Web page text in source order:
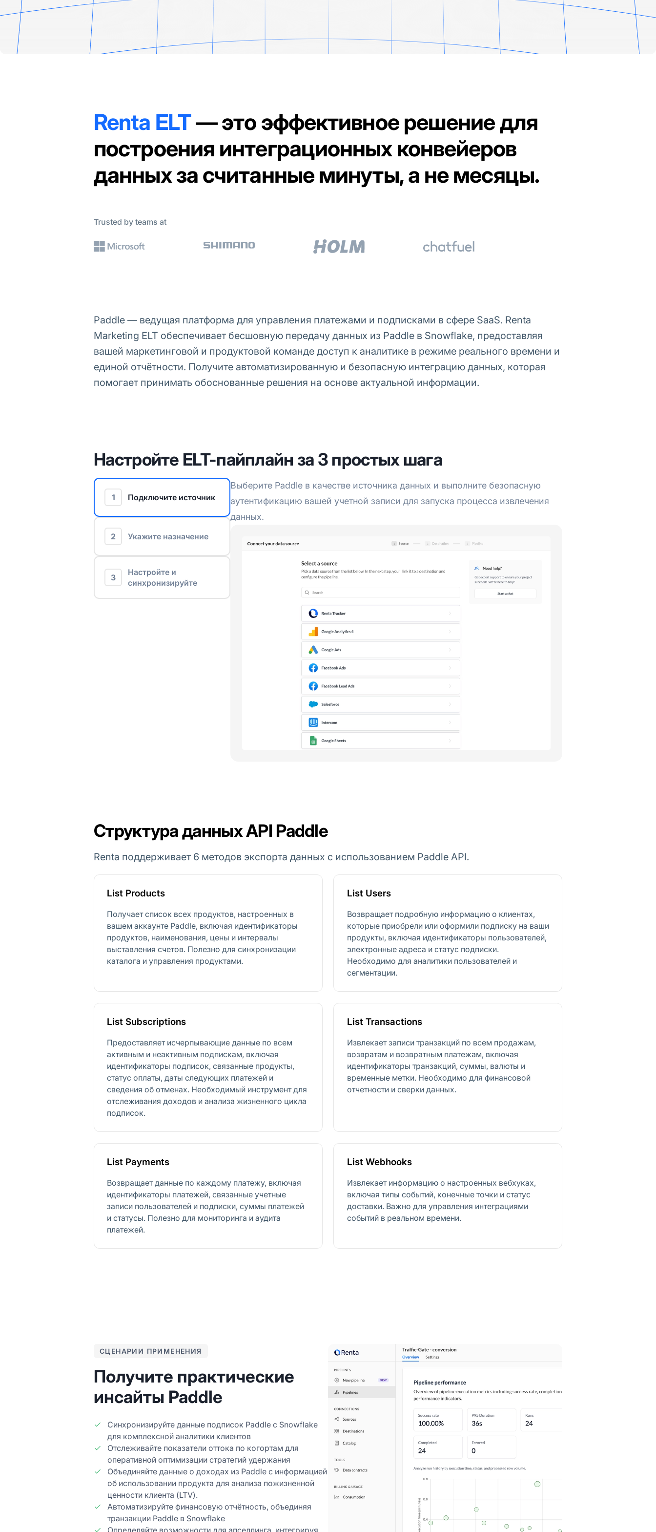
Renta ELT— это эффективное решение для
построения интеграционных конвейеров
данных за считанные минуты, а не месяцы.
Trusted by teams at
Paddle — ведущая платформа для управления платежами и подписками в сфере SaaS. Renta
Marketing ELT обеспечивает бесшовную передачу данных из Paddle в Snowflake, предоставляя
вашей маркетинговой и продуктовой команде доступ к аналитике в режиме реального времени и
единой отчётности. Получите автоматизированную и безопасную интеграцию данных, которая
помогает принимать обоснованные решения на основе актуальной информации.
Настройте ELT-пайплайн за 3 простых шага
1 Подключите источник
2 Укажите назначение
3
Настройте и
синхронизируйте
Выберите Paddle в качестве источника данных и выполните безопасную
аутентификацию вашей учетной записи для запуска процесса извлечения
данных.
Структура данных API Paddle
Renta поддерживает 6 методов экспорта данных с использованием Paddle API.
List Products
Получает список всех продуктов, настроенных в
вашем аккаунте Paddle, включая идентификаторы
продуктов, наименования, цены и интервалы
выставления счетов. Полезно для синхронизации
каталога и управления продуктами.
List Users
Возвращает подробную информацию о клиентах,
которые приобрели или оформили подписку на ваши
продукты, включая идентификаторы пользователей,
электронные адреса и статус подписки.
Необходимо для аналитики пользователей и
сегментации.
List Subscriptions
Предоставляет исчерпывающие данные по всем
активным и неактивным подпискам, включая
идентификаторы подписок, связанные продукты,
статус оплаты, даты следующих платежей и
сведения об отменах. Необходимый инструмент для
отслеживания доходов и анализа жизненного цикла
подписок.
List Transactions
Извлекает записи транзакций по всем продажам,
возвратам и возвратным платежам, включая
идентификаторы транзакций, суммы, валюты и
временные метки. Необходимо для финансовой
отчетности и сверки данных.
List Payments
Возвращает данные по каждому платежу, включая
идентификаторы платежей, связанные учетные
записи пользователей и подписки, суммы платежей
и статусы. Полезно для мониторинга и аудита
платежей.
List Webhooks
Извлекает информацию о настроенных вебхуках,
включая типы событий, конечные точки и статус
доставки. Важно для управления интеграциями
событий в реальном времени.
СЦЕНАРИИ ПРИМЕНЕНИЯ
Получите практические
инсайты Paddle
Синхронизируйте данные подписок Paddle с Snowflake
для комплексной аналитики клиентов
Отслеживайте показатели оттока по когортам для
оперативной оптимизации стратегий удержания
Объединяйте данные о доходах из Paddle с информацией
об использовании продукта для анализа пожизненной
ценности клиента (LTV).
Автоматизируйте финансовую отчётность, объединяя
транзакции Paddle в Snowflake
Определяйте возможности для апселлинга, интегрируя